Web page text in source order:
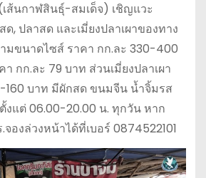
เส้นกาฬสินธุ์-สมเด็จ) เชิญแวะ
, ปลาสด และเมี่ยงปลาเผาของทาง
มขนาดไซส์ ราคา กก.ละ 330-400
กก.ละ 79 บาท ส่วนเมี่ยงปลาเผา
160 บาท มีผักสด ขนมจีน น้ำจิ้มรส
งแต่ 06.00-20.00 น. ทุกวัน หาก
องล่วงหน้าได้ที่เบอร์ 0874522101